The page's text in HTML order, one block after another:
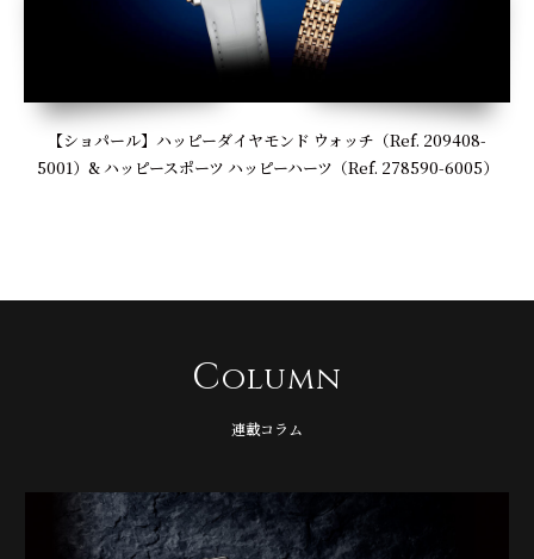
【ショパール】ハッピーダイヤモンド ウォッチ（Ref. 209408-
5001）& ハッピースポーツ ハッピーハーツ（Ref. 278590-6005）
Column
連載コラム